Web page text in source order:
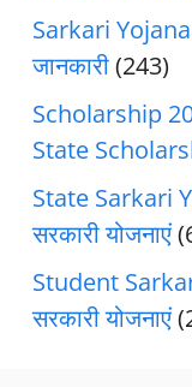
Sarkari Yojana
जानकारी(243)
Scholarship
State
State Sarkari
सरकारी योजनाएं
Student
सरकारी योजनाएं